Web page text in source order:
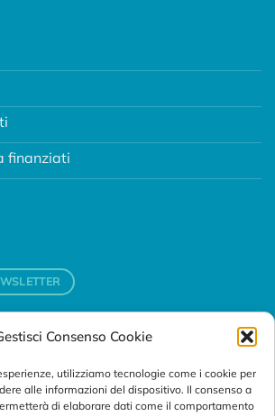
Consenso Cookie
utilizziamo tecnologie come i cookie per
alle informazioni del dispositivo. Il consenso a
di elaborare dati come il comportamento
finanziati
35127 Padova (Italy)